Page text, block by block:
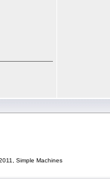
Simple Machines